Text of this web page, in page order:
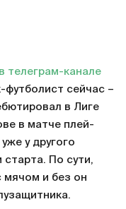
телеграм-канале
сейчас –
в Лиге
в матче плей-
у другого
По сути,
мячом и без он